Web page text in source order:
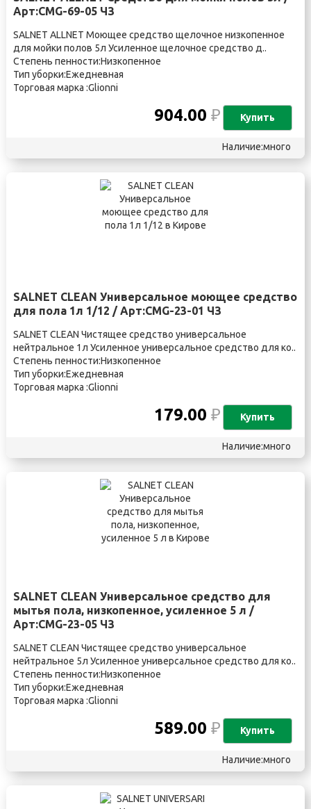
Арт:CMG-69-05 ЧЗ
SALNET ALLNET Моющее средство щелочное низкопенное
для мойки полов 5л Усиленное щелочное средство д..
Степень пенности:Низкопенное
Тип уборки:Ежедневная
Торговая марка :Glionni
904.00₽ Купить
Наличие:много
SALNET CLEAN Универсальное моющее средство
для пола 1л 1/12 / Арт:CMG-23-01 ЧЗ
SALNET CLEAN Чистящее средство универсальное
нейтральное 1л Усиленное универсальное средство для ко..
Степень пенности:Низкопенное
Тип уборки:Ежедневная
Торговая марка :Glionni
179.00₽ Купить
Наличие:много
SALNET CLEAN Универсальное средство для
мытья пола, низкопенное, усиленное 5 л /
Арт:CMG-23-05 ЧЗ
SALNET CLEAN Чистящее средство универсальное
нейтральное 5л Усиленное универсальное средство для ко..
Степень пенности:Низкопенное
Тип уборки:Ежедневная
Торговая марка :Glionni
589.00₽ Купить
Наличие:много